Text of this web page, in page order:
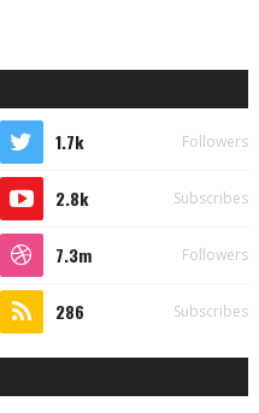
1.7k Followers
2.8k Subscribes
7.3m Followers
286 Subscribes